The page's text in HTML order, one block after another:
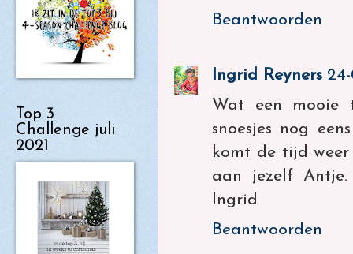
Beantwoorden
Ingrid Reyners
Wat een mooie
snoesjes nog
komt de tijd
aan jezelf
Ingrid
Beantwoorden
Top 3
Challenge juli
2021